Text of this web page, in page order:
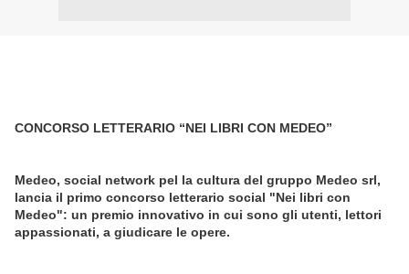
CONCORSO LETTERARIO “NEI LIBRI CON MEDEO”
Medeo, social network pel la cultura del gruppo Medeo srl,
lancia il primo concorso letterario social "Nei libri con
Medeo": un premio innovativo in cui sono gli utenti, lettori
appassionati, a giudicare le opere.